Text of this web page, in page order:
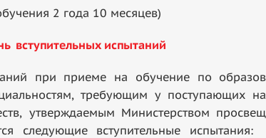
2 года 10 месяцев)
вступительных испытаний
при приеме на обучение по
требующим у поступающих
утверждаемым Министерством
следующие вступительные